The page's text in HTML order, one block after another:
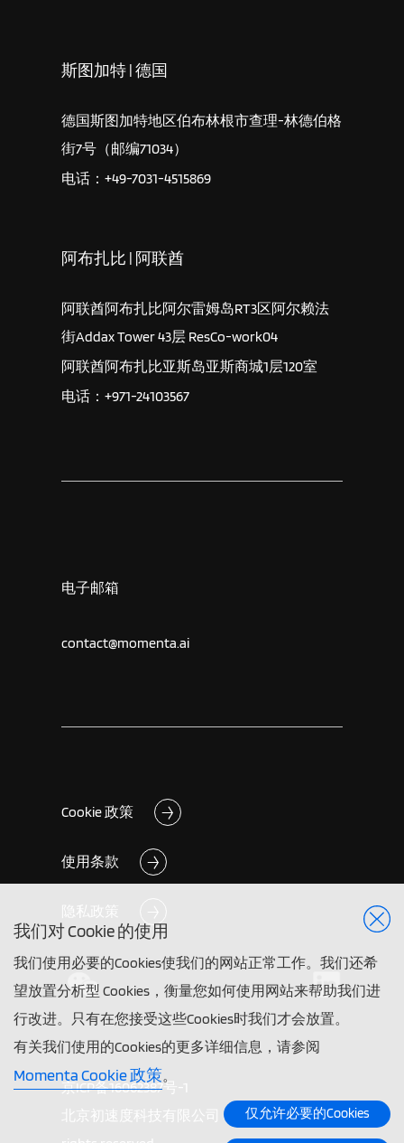
我们对 Cookie 的使用
我们使用必要的Cookies使我们的网站正常工作。我们还希
望放置分析型 Cookies，衡量您如何使用网站来帮助我们进
行改进。只有在您接受这些Cookies时我们才会放置。
有关我们使用的Cookies的更多详细信息，请参阅
Momenta Cookie 政策。
仅允许必要的Cookies
斯图加特 | 德国
德国斯图加特地区伯布林根市查理-林德伯格
街7号（邮编71034）
电话：+49-7031-4515869
阿布扎比 | 阿联酋
阿联酋阿布扎比阿尔雷姆岛RT3区阿尔赖法
街Addax Tower 43层 ResCo-work04
阿联酋阿布扎比亚斯岛亚斯商城1层120室
电话：+971-24103567
电子邮箱
contact@momenta.ai
Cookie 政策
使用条款
隐私政策
京ICP备16062387号-1
北京初速度科技有限公司 ©2026 Momenta. All